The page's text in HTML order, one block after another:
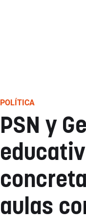
POLÍTICA
PSN y
aulas